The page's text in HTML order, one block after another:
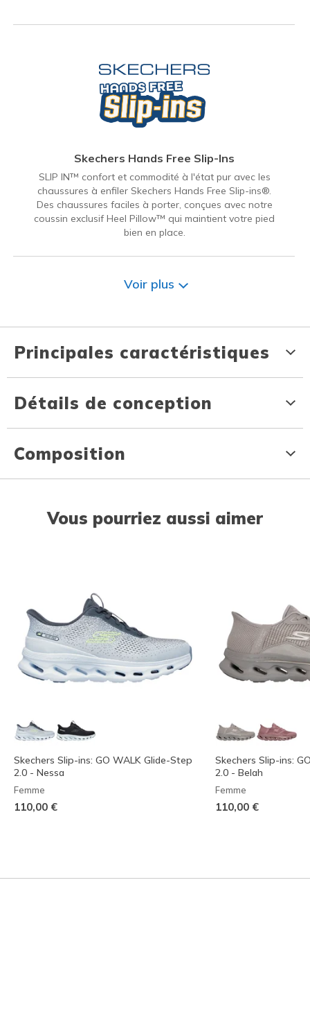
Skechers Hands Free Slip-Ins
SLIP IN™ confort et commodité à l'état pur avec les
chaussures à enfiler Skechers Hands Free Slip-ins®.
Des chaussures faciles à porter, conçues avec notre
coussin exclusif Heel Pillow™ qui maintient votre pied
bien en place.
Voir plus
Principales caractéristiques
Détails de conception
Composition
Vous pourriez aussi aimer
Skechers Slip-ins: GO WALK Glide-Step
2.0 - Nessa
Femme
110,00 €
Skechers Slip-ins:
2.0 - Belah
Femme
110,00 €